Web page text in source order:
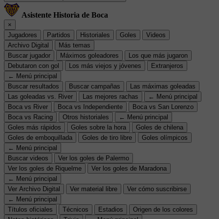
Asistente Historia de Boca
×
Jugadores
Partidos Historiales Goles
Videos
Archivo Digital
Más temas
Buscar jugador
Máximos goleadores
Los que más jugaron
Debutaron con gol
Los más viejos y jóvenes
Extranjeros
← Menú principal
Buscar resultados
Buscar campañas
Las máximas goleadas
Las goleadas vs. River
Las mejores rachas
← Menú principal
Boca vs River
Boca vs Independiente
Boca vs San Lorenzo
Boca vs Racing
Otros historiales
← Menú principal
Goles más rápidos
Goles sobre la hora
Goles de chilena
Goles de emboquillada
Goles de tiro libre
Goles olímpicos
← Menú principal
Buscar videos
Ver los goles de Palermo
Ver los goles de Riquelme
Ver los goles de Maradona
← Menú principal
Ver Archivo Digital
Ver material libre
Ver cómo suscribirse
← Menú principal
Títulos oficiales
Técnicos Estadios
Origen de los colores